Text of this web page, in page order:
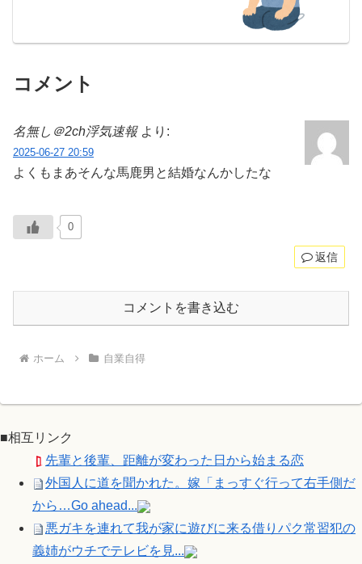
コメント
名無し＠2ch浮気速報 より:
2025-06-27 20:59
よくもまあそんな馬鹿男と結婚なんかしたな
0
返信
コメントを書き込む
ホーム 自業自得
■相互リンク
先輩と後輩、距離が変わった日から始まる恋
外国人に道を聞かれた。嫁「まっすぐ行って右手側だ
から…Go ahead...
悪ガキを連れて我が家に遊びに来る借りパク常習犯の
義姉がウチでテレビを見...